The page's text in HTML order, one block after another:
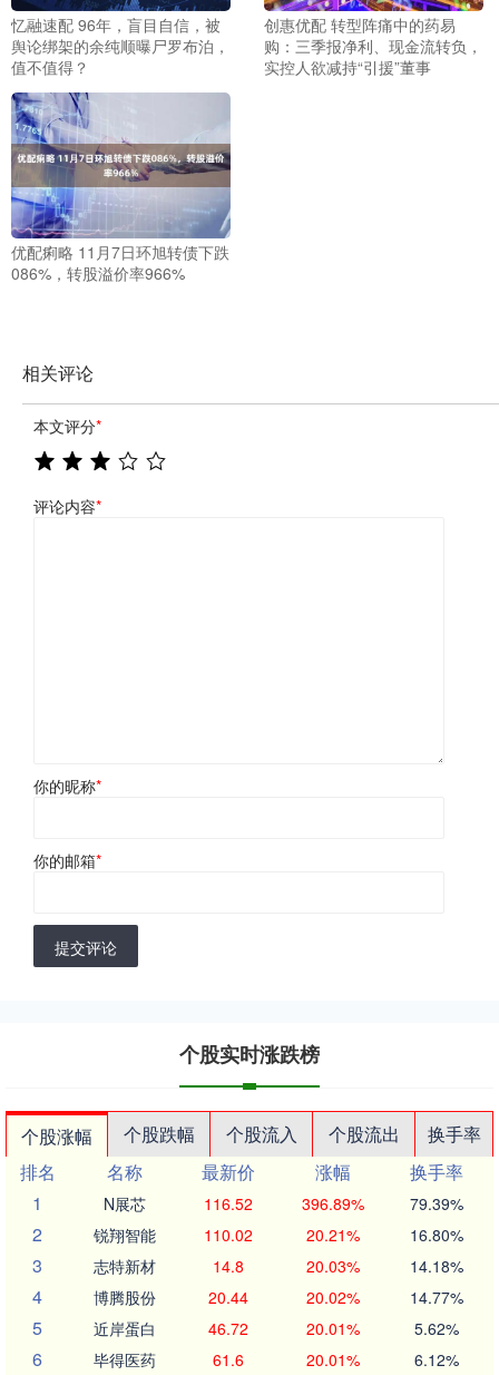
忆融速配 96年，盲目自信，被
舆论绑架的余纯顺曝尸罗布泊，
值不值得？
创惠优配 转型阵痛中的药易
购：三季报净利、现金流转负，
实控人欲减持“引援”董事
优配痢略 11月7日环旭转债下跌
086%，转股溢价率966%
相关评论
本文评分*
评论内容*
你的昵称*
你的邮箱*
提交评论
个股实时涨跌榜
个股涨幅 个股跌幅 个股流入 个股流出
换手率
排名
名称 最新价 涨幅
换手率
1
N展芯 116.52 396.89% 79.39%
2 锐翔智能 110.02 20.21% 16.80%
3 志特新材 14.8 20.03% 14.18%
4 博腾股份 20.44 20.02% 14.77%
5 近岸蛋白 46.72 20.01% 5.62%
6 毕得医药 61.6 20.01% 6.12%